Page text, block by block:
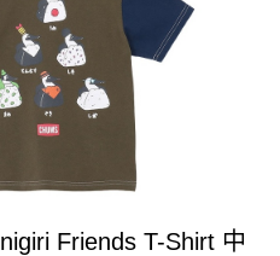
Friends T-Shirt 中